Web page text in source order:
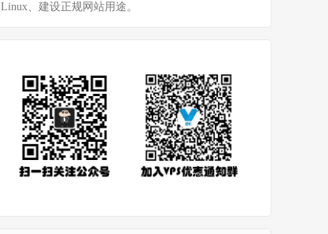
Linux、建设正规网站用途。